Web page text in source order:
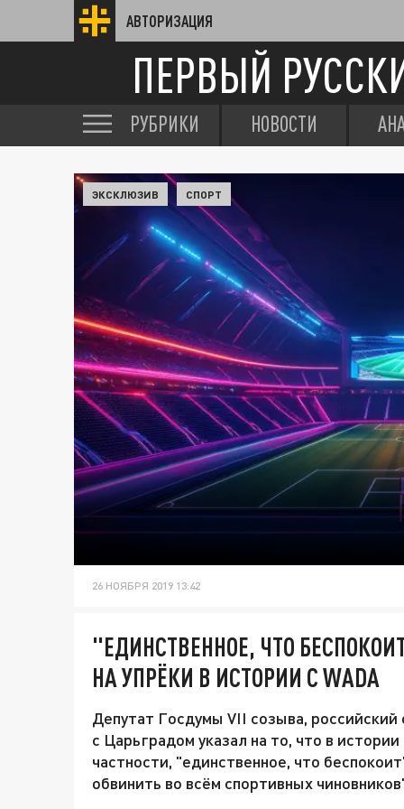
АВТОРИЗАЦИЯ
ПЕРВЫЙ
РУБРИКИ НОВОСТИ
ЭКСКЛЮЗИВ СПОРТ
26 НОЯБРЯ 2019 13:42
"ЕДИНСТВЕННОЕ, ЧТО
НА УПРЁКИ В ИСТОРИИ С WADA
Депутат Госдумы VII созыва,
с Царьградом указал на то, что в
частности, "единственное, что
обвинить во всём спортивных